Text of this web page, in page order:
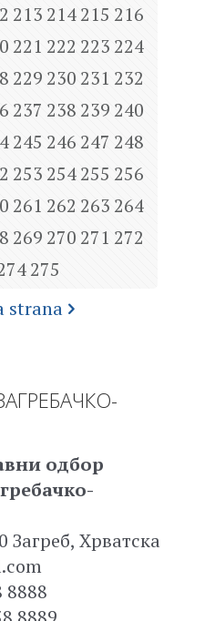
213 214215 216
221 222 223 224
229 230 231 232
237 238 239 240
245 246 247 248
253 254255 256
261 262 263 264
269 270 271 272
275
strana
одбор
Хрватска
8888